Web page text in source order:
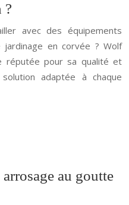
?
avec des équipements
en corvée ? Wolf
réputée pour sa qualité et
adaptée à chaque
au goutte